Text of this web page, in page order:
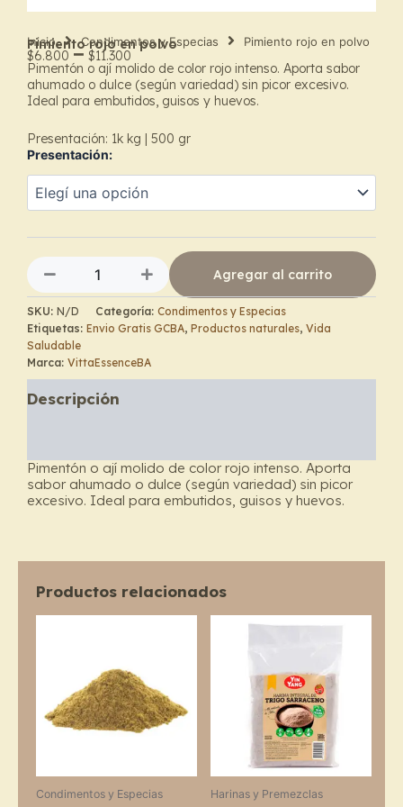
Inicio Condimentos y Especias Pimiento rojo en polvo
Pimiento rojo en polvo
$6.800 – $11.300
Price
range:
$6.800
through
$11.300
Pimentón o ají molido de color rojo intenso. Aporta sabor
ahumado o dulce (según variedad) sin picor excesivo.
Ideal para embutidos, guisos y huevos.
Presentación: 1k kg | 500 gr
Presentación:
Pimiento
rojo
en
Agregar al carrito
SKU: N/D Categoría: Condimentos y Especias
Etiquetas: Envio Gratis GCBA, Productos naturales, Vida
Saludable
Marca: VittaEssenceBA
Descripción
Pimentón o ají molido de color rojo intenso. Aporta
sabor ahumado o dulce (según variedad) sin picor
excesivo. Ideal para embutidos, guisos y huevos.
Productos relacionados
Condimentos y Especias
$17.100
may
Harinas y Premezclas